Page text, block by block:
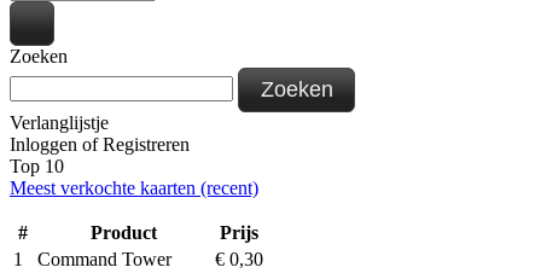
Zoeken
Zoeken
Verlanglijstje
Inloggen ofRegistreren
Top 10
Meest verkochte kaarten (recent)
# Product
Prijs
1
Command Tower € 0,30